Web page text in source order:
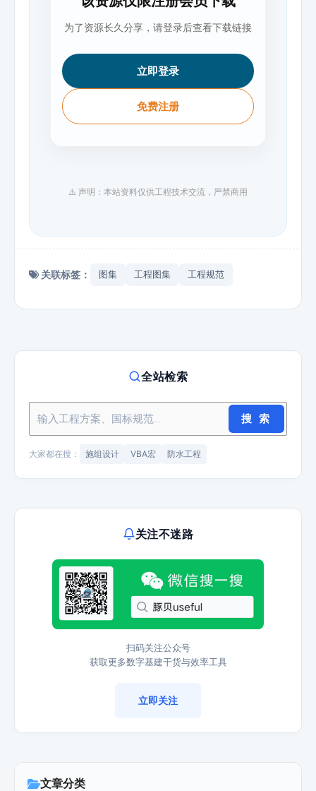
为了资源长久分享，请登录后查看下载链接
立即登录
免费注册
⚠️ 声明：本站资料仅供工程技术交流，严禁商用
关联标签： 图集 工程图集 工程规范
全站检索
搜 索
大家都在搜： 施组设计 VBA宏 防水工程
关注不迷路
扫码关注公众号
获取更多数字基建干货与效率工具
立即关注
文章分类